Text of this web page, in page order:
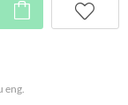
eng.